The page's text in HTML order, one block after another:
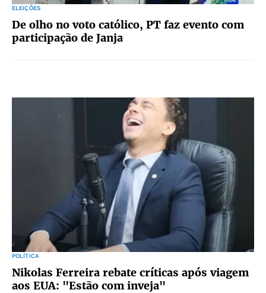
ELEIÇÕES
De olho no voto católico, PT faz evento com
participação de Janja
POLÍTICA
Nikolas Ferreira rebate críticas após viagem
aos EUA: "Estão com inveja"